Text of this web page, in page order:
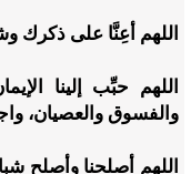
اللهم أعِنَّا على
اللهم حبِّب إلينا
والفسوق والعصيان،
اللهم أصلحنا وأصلح